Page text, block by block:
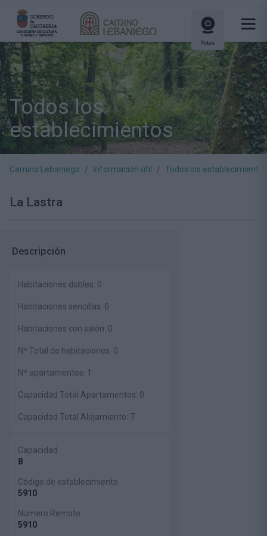
Potes
Todos los
establecimientos
Camino Lebaniego Información útil Todos los establecimientos
La Lastra
Descripción
Habitaciones dobles: 0
Habitaciones sencillas: 0
Habitaciones con salón: 0
Nº Total de habitaciones: 0
Nº apartamentos: 1
Capacidad Total Apartamentos: 0
Capacidad Total Alojamiento: 7
Capacidad
8
Código de establecimiento
5910
Numero Remoto
5910